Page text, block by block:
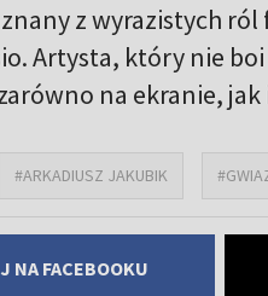
z wyrazistych
Artysta, który nie
na ekranie, jak
#ARKADIUSZ JAKUBIK
NA FACEBOOKU